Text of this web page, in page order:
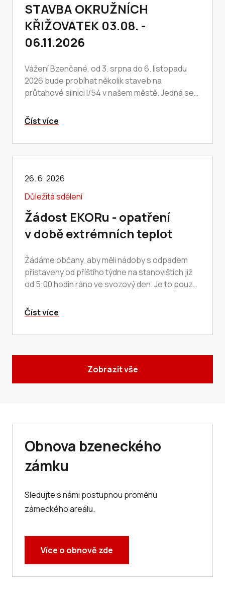
STAVBA OKRUŽNÍCH
KŘIŽOVATEK 03.08. -
06.11.2026
Vážení Bzenčané, od 3. srpna do 6. listopadu
2026 bude probíhat několik staveb na
průtahové silnici I/54 v našem městě. Jedná se
náměstí…
Číst více
26. 6. 2026
Důležitá sdělení
Žádost EKORu - opatření
v době extrémních teplot
Žádáme občany, aby měli nádoby s odpadem
přistaveny od příštího týdne na stanovištích již
od 5:00 hodin ráno ve svozový den. Je to pouze
Číst více
Zobrazit vše
Obnova bzeneckého
zámku
Sledujte s námi postupnou proměnu
zámeckého areálu.
Více o obnově zde